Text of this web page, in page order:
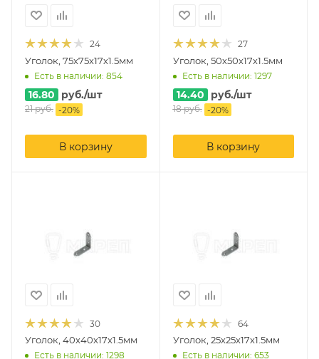
24
Уголок, 75х75х17х1.5мм
Есть в наличии: 854
16.80 руб./шт
21руб. -20%
В корзину
27
Уголок, 50х50х17х1.5мм
Есть в наличии: 1297
14.40 руб./шт
18руб. -20%
В корзину
30
Уголок, 40х40х17х1.5мм
Есть в наличии: 1298
64
Уголок, 25х25х17х1.5мм
Есть в наличии: 653